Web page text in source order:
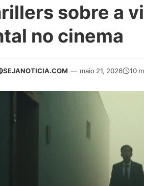
sobre a
no cinema
— maio 21, 2026 10